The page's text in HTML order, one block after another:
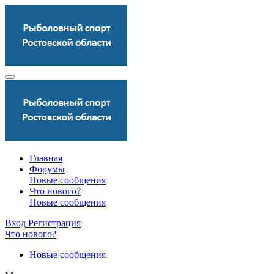
Главная
Форумы
Новые сообщения
Что нового?
Новые сообщения
Вход Регистрация
Что нового?
Новые сообщения